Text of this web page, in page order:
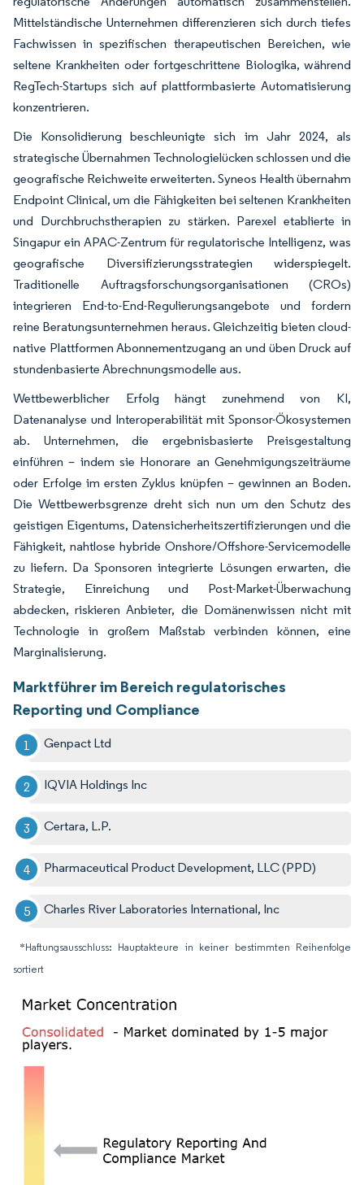
Mittelständische Unternehmen differenzieren sich durch tiefes
Fachwissen in spezifischen therapeutischen Bereichen, wie
seltene Krankheiten oder fortgeschrittene Biologika, während
RegTech-Startups sich auf plattformbasierte Automatisierung
konzentrieren.
Die Konsolidierung beschleunigte sich im Jahr 2024, als
strategische Übernahmen Technologielücken schlossen und die
geografische Reichweite erweiterten. Syneos Health übernahm
Endpoint Clinical, um die Fähigkeiten bei seltenen Krankheiten
und Durchbruchstherapien zu stärken. Parexel etablierte in
Singapur ein APAC-Zentrum für regulatorische Intelligenz, was
geografische Diversifizierungsstrategien widerspiegelt.
Traditionelle Auftragsforschungsorganisationen (CROs)
integrieren End-to-End-Regulierungsangebote und fordern
reine Beratungsunternehmen heraus. Gleichzeitig bieten cloud-
native Plattformen Abonnementzugang an und üben Druck auf
stundenbasierte Abrechnungsmodelle aus.
Wettbewerblicher Erfolg hängt zunehmend von KI,
Datenanalyse und Interoperabilität mit Sponsor-Ökosystemen
ab. Unternehmen, die ergebnisbasierte Preisgestaltung
einführen – indem sie Honorare an Genehmigungszeiträume
oder Erfolge im ersten Zyklus knüpfen – gewinnen an Boden.
Die Wettbewerbsgrenze dreht sich nun um den Schutz des
geistigen Eigentums, Datensicherheitszertifizierungen und die
Fähigkeit, nahtlose hybride Onshore/Offshore-Servicemodelle
zu liefern. Da Sponsoren integrierte Lösungen erwarten, die
Strategie, Einreichung und Post-Market-Überwachung
abdecken, riskieren Anbieter, die Domänenwissen nicht mit
Technologie in großem Maßstab verbinden können, eine
Marginalisierung.
Marktführer im Bereich regulatorisches
Reporting und Compliance
Genpact Ltd
IQVIA Holdings Inc
Certara, L.P.
Pharmaceutical Product Development, LLC (PPD)
Charles River Laboratories International, Inc
*Haftungsausschluss: Hauptakteure in keiner bestimmten Reihenfolge
sortiert